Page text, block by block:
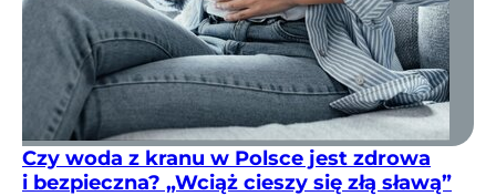
Czy woda z kranu w Polsce jest zdrowa
i bezpieczna? „Wciąż cieszy się złą sławą”